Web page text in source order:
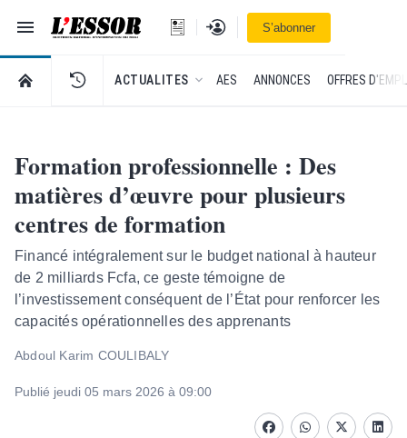
Navigation
L'Essor - retour à la une
Se connecterS’abonner
RETOUR À LA PAGE D’ACCUEIL DE L'ESSOR
ACTUALITES AES ANNONCES OFFRES
Formation professionnelle : Des
matières d’œuvre pour plusieurs
centres de formation
Financé intégralement sur le budget national à hauteur
de 2 milliards Fcfa, ce geste témoigne de
l’investissement conséquent de l’État pour renforcer les
capacités opérationnelles des apprenants
Abdoul Karim COULIBALY
Publié jeudi 05 mars 2026 à 09:00